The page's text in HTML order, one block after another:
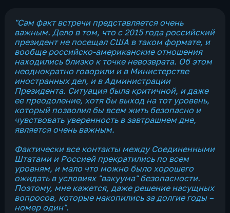
"Сам факт встречи представляется очень
важным. Дело в том, что с 2015 года российский
президент не посещал США в таком формате, и
вообще российско-американские отношения
находились близко к точке невозврата. Об этом
неоднократно говорили и в Министерстве
иностранных дел, и в Администрации
Президента. Ситуация была критичной, и даже
ее преодоление, хотя бы выход на тот уровень,
который позволил бы всем жить безопасно и
чувствовать уверенность в завтрашнем дне,
является очень важным.
Фактически все контакты между Соединенными
Штатами и Россией прекратились по всем
уровням, и мало что можно было хорошего
ожидать в условиях "вакуума" безопасности.
Поэтому, мне кажется, даже решение насущных
вопросов, которые накопились за долгие годы –
номер один".